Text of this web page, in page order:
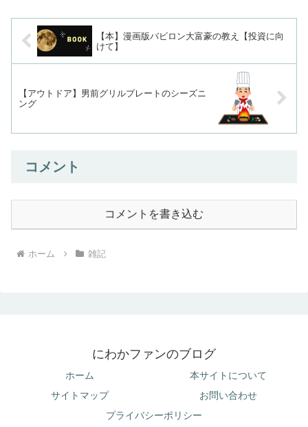
【本】漫画版バビロン大富豪の教え【投資に向
けて】
【アウトドア】男前グリルプレートのシーズニ
ング
コメント
コメントを書き込む
ホーム 雑記
にわかファンのブログ
ホーム
本サイトについて
サイトマップ
お問い合わせ
プライバシーポリシー